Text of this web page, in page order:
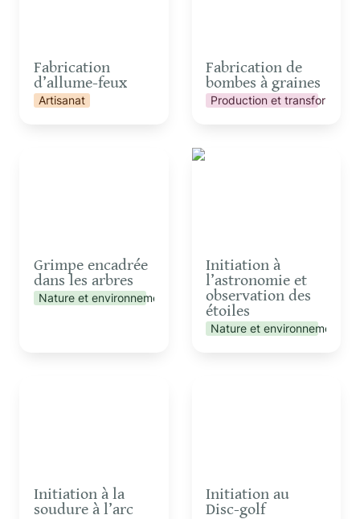
Fabrication
d’allume-feux
Artisanat
Fabrication de
bombes à graines
Production et
Grimpe encadrée
dans les arbres
Nature et environnement
Initiation à l’astronomie
Initiation à
l’astronomie et
observation des
étoiles
Nature et environnement
Initiation à la
soudure à l’arc
Initiation au
Disc-golf